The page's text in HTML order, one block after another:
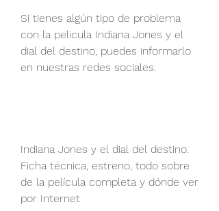
Si tienes algún tipo de problema
con la pelicula Indiana Jones y el
dial del destino, puedes informarlo
en nuestras redes sociales.
Indiana Jones y el dial del destino:
Ficha técnica, estreno, todo sobre
de la película completa y dónde ver
por Internet